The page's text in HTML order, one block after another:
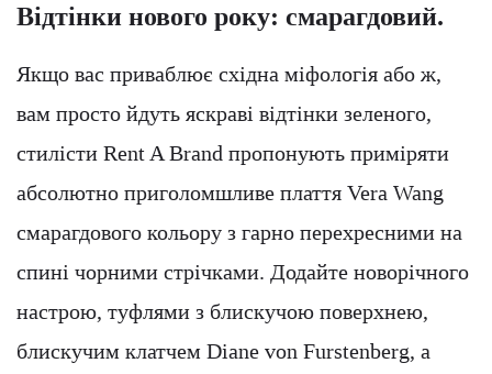
Відтінки нового року: смарагдовий.
Якщо вас приваблює східна міфологія або ж,
вам просто йдуть яскраві відтінки зеленого,
стилісти Rent A Brand пропонують приміряти
абсолютно приголомшливе плаття Vera Wang
смарагдового кольору з гарно перехресними на
спині чорними стрічками. Додайте новорічного
настрою, туфлями з блискучою поверхнею,
блискучим клатчем Diane von Furstenberg, а